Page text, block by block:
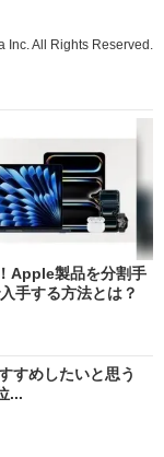
All Rights Reserved.
Apple製品を分割手
手する方法とは？
すめしたいと思う
...